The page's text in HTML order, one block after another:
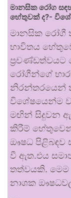
මානසික රෝග
හේතුවක් ද?-
මානසික රෝගී
භාවිතය
ප්‍රචණ්ඩත්වයට
රෝගීන්ගේ
නිරන්තරයෙන්
විශේෂයෙන්ම
මඟින් සිදුවන
කිරීම්
ඖෂධ පිළිබඳව
වී ඇත.එය
තත්වයකි. මෙම
නාශක ඖෂධවල